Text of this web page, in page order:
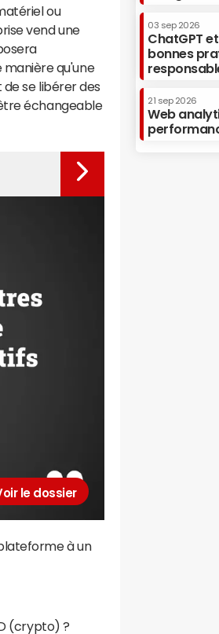
ou
vend une
qu'une
se libérer des
échangeable
le dossier
à un
(crypto) ?
03 sep 2026
ChatGPT
bonnes
21 sep 2026
Web